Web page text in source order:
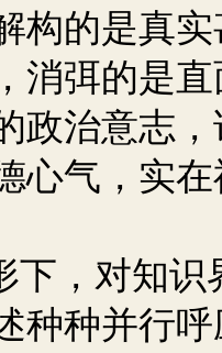
构的是真
消弭的是
政治意志
心气，实
下，对知
种种并行